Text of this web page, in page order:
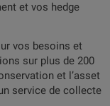
et vos hedge
vos besoins et
sur plus de 200
et l’asset
service de collecte